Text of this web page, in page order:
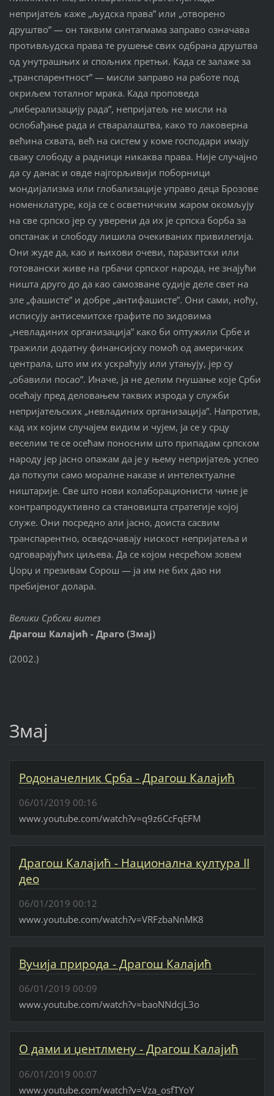
непријатељ каже „људска права” или „отворено
друштво” — он таквим синтагмама заправо означава
противљудска права те рушење свих одбрана друштва
од унутрашњих и спољних претњи. Када се залаже за
„транспарентност” — мисли заправо на работе под
окриљем тоталног мрака. Када проповеда
„либерализацију рада”, непријатељ не мисли на
ослобађање рада и стваралаштва, како то лаковерна
већина схвата, већ на систем у коме господари имају
сваку слободу а радници никаква права. Није случајно
да су данас и овде најгорљивији поборници
мондијализма или глобализације управо деца Брозове
номенклатуре, која се с осветничким жаром окомљују
на све српско јер су уверени да их је српска борба за
опстанак и слободу лишила очекиваних привилегија.
Они жуде да, као и њихови очеви, паразитски или
готовански живе на грбачи српског народа, не знајући
ништа друго до да као самозване судије деле свет на
зле „фашисте” и добре „антифашисте”. Они сами, ноћу,
исписују антисемитске графите по зидовима
„невладиних организација” како би оптужили Србе и
тражили додатну финансијску помоћ од америчких
централа, што им их ускраћују или утањују, јер су
„обавили посао”. Иначе, ја не делим гнушање које Срби
осећају пред деловањем таквих изрода у служби
непријатељских „невладиних организација”. Напротив,
кад их којим случајем видим и чујем, ја се у срцу
веселим те се осећам поносним што припадам српском
народу јер јасно опажам да је у њему непријатељ успео
да поткупи само моралне наказе и интелектуалне
ништарије. Све што нови колаборационисти чине је
контрапродуктивно са становишта стратегије којој
служе. Они посредно али јасно, доиста сасвим
транспарентно, осведочавају нискост непријатеља и
одговарајућих циљева. Да се којом несрећом зовем
Џорџ и презивам Сорош — ја им не бих дао ни
пребијеног долара.
Велики Србски витез
Драгош Калајић - Драго (Змај)
(2002.)
Змај
Родоначелник Срба - Драгош Калајић
06/01/2019 00:16
www.youtube.com/watch?v=q9z6CcFqEFM
Драгош Калајић - Национална култура II
део
06/01/2019 00:12
www.youtube.com/watch?v=VRFzbaNnMK8
Вучија природа - Драгош Калајић
06/01/2019 00:09
www.youtube.com/watch?v=baoNNdcjL3o
О дами и џентлмену - Драгош Калајић
06/01/2019 00:07
www.youtube.com/watch?v=Vza_osfTYoY